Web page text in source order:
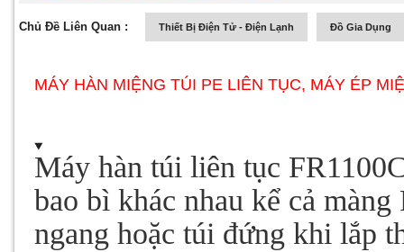
Chủ Đề Liên Quan : Thiết Bị Điện Tử - Điện Lạnh Đồ Gia Dụng
MÁY HÀN MIỆNG TÚI PE LIÊN TỤC, MÁY ÉP
Máy hàn túi liên tục
bao bì khác nhau kể cả
ngang hoặc túi đứng khi lắp